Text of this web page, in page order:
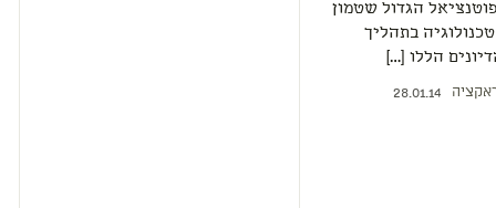
הגדול שטמון
בתהליך
הללו […]
28.01.14